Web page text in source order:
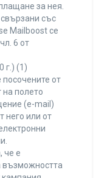
за нея.
със
Mailboost се
6 от
г.) (1)
от
на полето
(e-mail)
него или от
че е
възможността